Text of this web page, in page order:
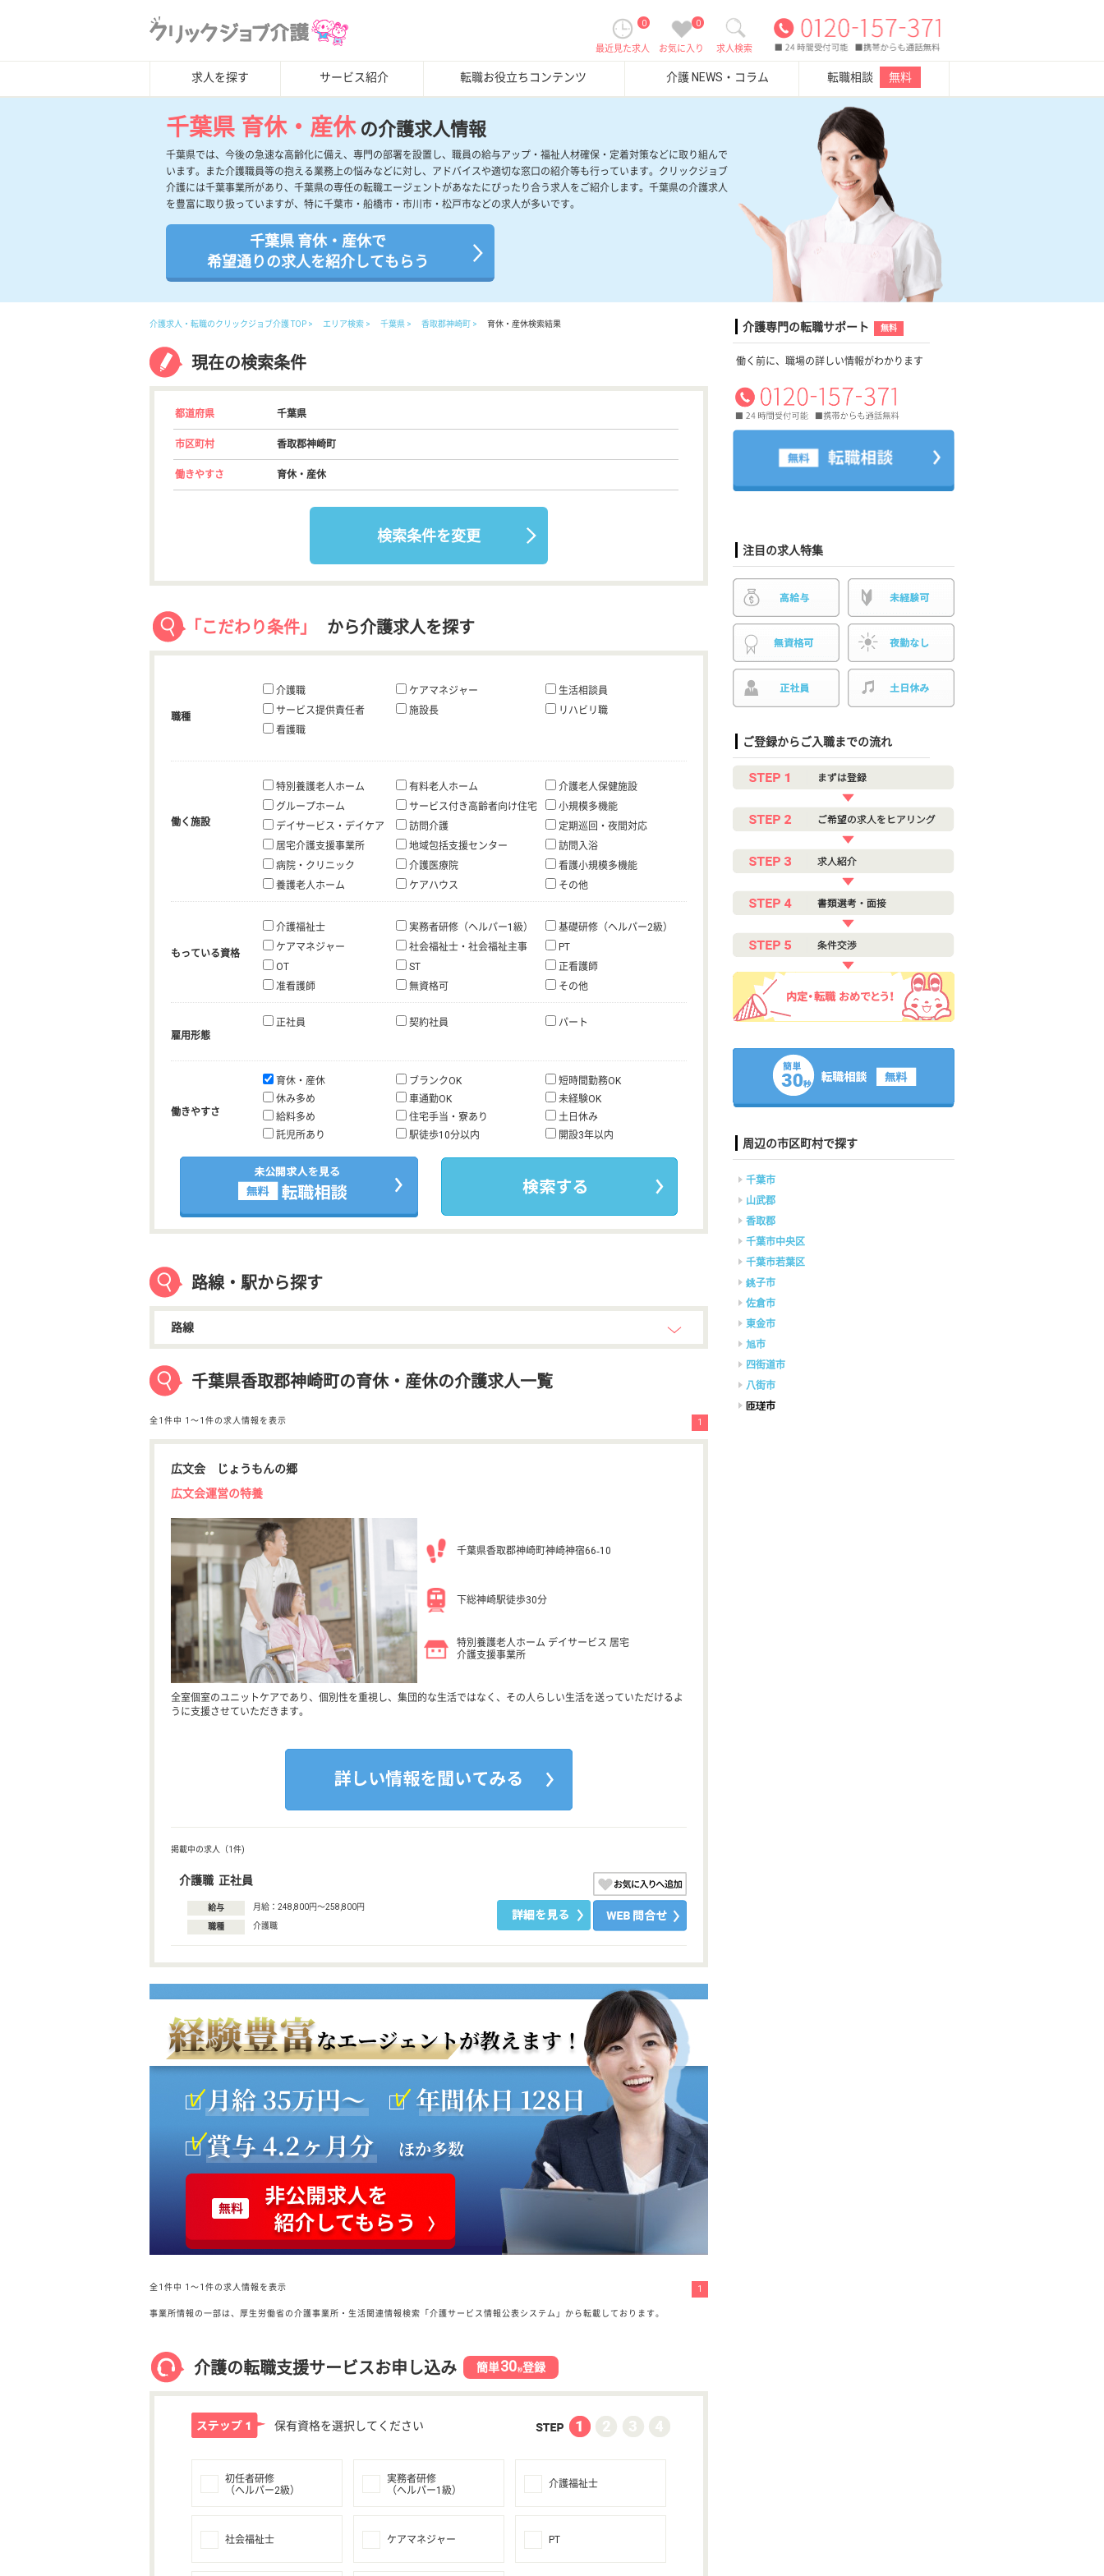
求人検索
0
お気に入り
0
最近見た求人
求人を探す サービス紹介 転職お役立ちコンテンツ 介護 NEWS・コラム 転職相談 無料
千葉県 育休・産休の介護求人情報
千葉県では、今後の急速な高齢化に備え、専門の部署を設置し、職員の給与アップ・福祉人材確保・定着対策などに取り組んで
います。また介護職員等の抱える業務上の悩みなどに対し、アドバイスや適切な窓口の紹介等も行っています。クリックジョブ
介護には千葉事業所があり、千葉県の専任の転職エージェントがあなたにぴったり合う求人をご紹介します。千葉県の介護求人
を豊富に取り扱っていますが、特に千葉市・船橋市・市川市・松戸市などの求人が多いです。
千葉県 育休・産休で
希望通りの求人を紹介してもらう
介護求人・転職のクリックジョブ介護 TOP エリア検索 千葉県 香取郡神崎町 育休・産休検索結果
現在の検索条件
都道府県 千葉県
市区町村 香取郡神崎町
働きやすさ 育休・産休
検索条件を変更
「こだわり条件」 から介護求人を探す
職種
介護職 ケアマネジャー
生活相談員
サービス提供責任者
施設長
リハビリ職
看護職
働く施設
特別養護老人ホーム 有料老人ホーム
介護老人保健施設
グループホーム
サービス付き高齢者向け住宅
小規模多機能
デイサービス・デイケア
訪問介護
定期巡回・夜間対応
居宅介護支援事業所
地域包括支援センター
訪問入浴
病院・クリニック
介護医療院
看護小規模多機能
養護老人ホーム
ケアハウス その他
もっている資格
介護福祉士 実務者研修（ヘルパー1級）
基礎研修（ヘルパー2級）
ケアマネジャー
社会福祉士・社会福祉主事
PT
OT
ST
正看護師
准看護師
無資格可 その他
雇用形態
正社員 契約社員 パート
働きやすさ
育休・産休 ブランクOK
短時間勤務OK
休み多め
車通勤OK
未経験OK
給料多め
住宅手当・寮あり
土日休み
託児所あり
駅徒歩10分以内 開設3年以内
路線・駅から探す
路線
千葉県香取郡神崎町の育休・産休の介護求人一覧
全1件中 1〜1件の求人情報を表示 1
広文会 じょうもんの郷
広文会運営の特養
千葉県香取郡神崎町神崎神宿66‐10
下総神崎駅徒歩30分
特別養護老人ホーム デイサービス 居宅
介護支援事業所
全室個室のユニットケアであり、個別性を重視し、集団的な生活ではなく、その人らしい生活を送っていただけるよ
うに支援させていただきます。
掲載中の求人（1件)
介護職 正社員
給与 月給：248,800円〜258,800円
職種 介護職
全1件中 1〜1件の求人情報を表示 1
事業所情報の一部は、厚生労働省の介護事業所・生活関連情報検索「介護サービス情報公表システム」から転載しております。
介護の転職支援サービスお申し込み 簡単30秒登録
保有資格を選択してください
初任者研修
（ヘルパー2級）
実務者研修
（ヘルパー1級）
介護福祉士
社会福祉士 ケアマネジャー PT
介護専門の転職サポート 無料
働く前に、職場の詳しい情報がわかります
注目の求人特集
ご登録からご入職までの流れ
周辺の市区町村で探す
千葉市
山武郡
香取郡
千葉市中央区
千葉市若葉区
銚子市
佐倉市
東金市
旭市
四街道市
八街市
匝瑳市